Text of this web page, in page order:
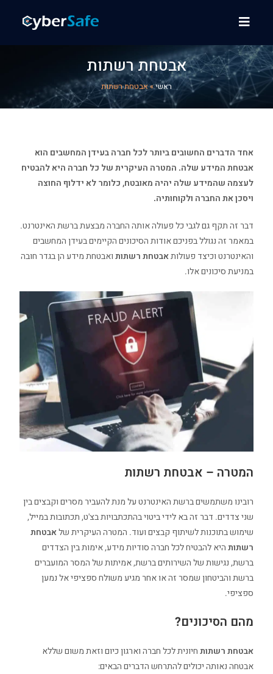
אבטחת רשתות
ראשי»אבטחת רשתות
אחד הדברים החשובים ביותר לכל חברה בעידן המחשבים הוא
אבטחת המידע שלה. המטרה העיקרית של כל חברה היא להבטיח
לעצמה שהמידע שלה יהיה מאובטח, כלומר לא ידלוף החוצה
ויסכן את החברה ולקוחותיה.
דבר זה תקף גם לגבי כל פעולה אותה החברה מבצעת ברשת האינטרנט.
במאמר זה נגולל בפניכם אודות הסיכונים הקיימים בעידן המחשבים
והאינטרנט וכיצד פעולותאבטחת רשתותואבטחת מידע הן בגדר חובה
במניעת סיכונים אלו.
המטרה – אבטחת רשתות
רובינו משתמשים ברשת האינטרנט על מנת להעביר מסרים וקבצים בין
שני צדדים. דבר זה בא לידי ביטוי בהתכתבויות בצ'ט, תכתובות במייל,
שימוש בתוכנות לשיתוף קבצים ועוד. המטרה העיקרית שלאבטחת
רשתותהיא להבטיח לכל חברה סודיות מידע, אימות בין הצדדים
ברשת, נגישות של השירותים ברשת, אמיתות של המסר המועברים
ברשת והביטחון שמסר זה או אחר מגיע משולח ספציפי אל נמען
ספציפי.
מהם הסיכונים?
אבטחת רשתותחיונית לכל חברה וארגון כיום וזאת משום שללא
אבטחה נאותה יכולים להתרחש הדברים הבאים: